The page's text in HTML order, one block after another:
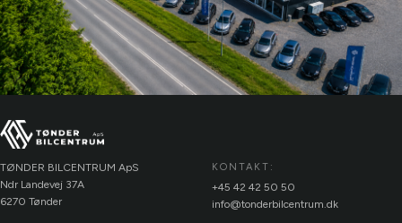
TØNDER BILCENTRUM ApS
Ndr Landevej 37A
6270 Tønder
KONTAKT:
+45 42 42 50 50
info@tonderbilcentrum.dk